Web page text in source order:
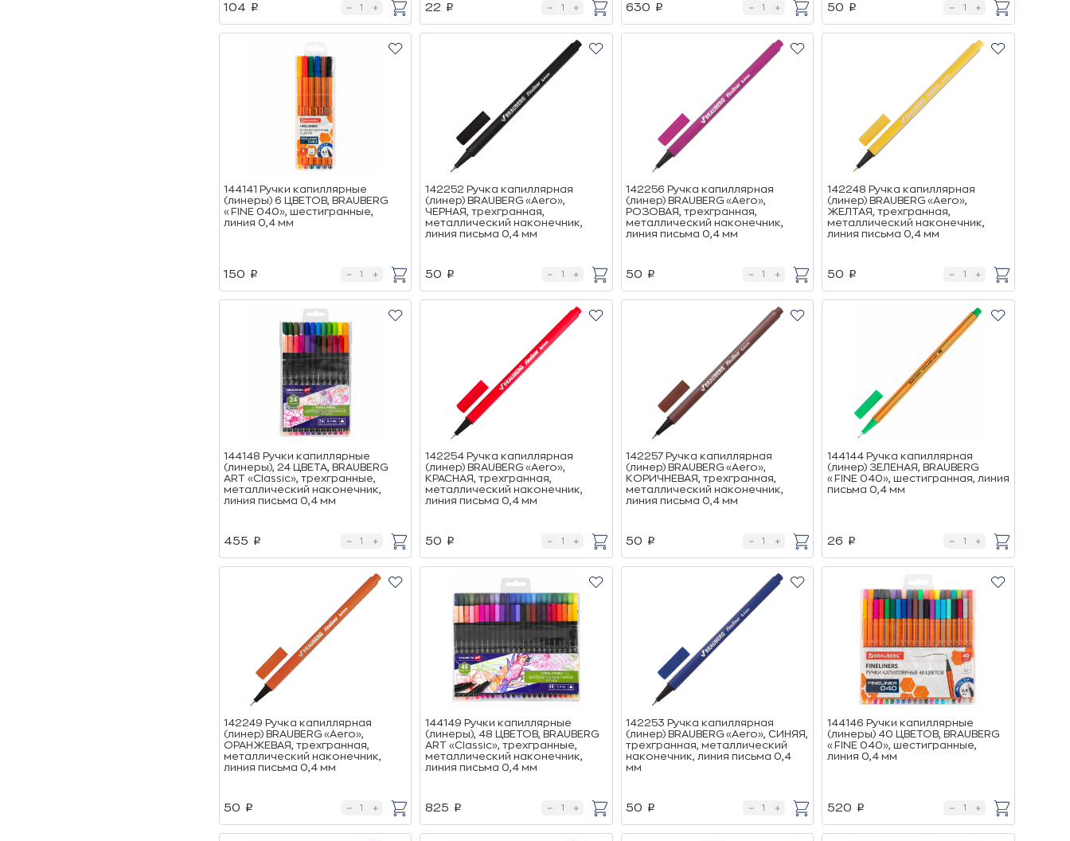
104 p 22 p 630 p 50 p
144141 Ручки капиллярные
(линеры) 6 ЦВЕТОВ, BRAUBERG
«FINE 040», шестигранные,
линия 0,4 мм
150 p
142252 Ручка капиллярная
(линер) BRAUBERG «Aero»,
ЧЕРНАЯ, трехгранная,
металлический наконечник,
линия письма 0,4 мм
50 p
142256 Ручка капиллярная
(линер) BRAUBERG «Aero»,
РОЗОВАЯ, трехгранная,
металлический наконечник,
линия письма 0,4 мм
50 p
142248 Ручка капиллярная
(линер) BRAUBERG «Aero»,
ЖЕЛТАЯ, трехгранная,
металлический наконечник,
линия письма 0,4 мм
50 p
144148 Ручки капиллярные
(линеры), 24 ЦВЕТА, BRAUBERG
ART «Classic», трехгранные,
металлический наконечник,
линия письма 0,4 мм
455 p
142254 Ручка капиллярная
(линер) BRAUBERG «Aero»,
КРАСНАЯ, трехгранная,
металлический наконечник,
линия письма 0,4 мм
50 p
142257 Ручка капиллярная
(линер) BRAUBERG «Aero»,
КОРИЧНЕВАЯ, трехгранная,
металлический наконечник,
линия письма 0,4 мм
50 p
144144 Ручка капиллярная
(линер) ЗЕЛЕНАЯ, BRAUBERG
«FINE 040», шестигранная, линия
письма 0,4 мм
26 p
142249 Ручка капиллярная
(линер) BRAUBERG «Aero»,
ОРАНЖЕВАЯ, трехгранная,
металлический наконечник,
линия письма 0,4 мм
50 p
144149 Ручки капиллярные
(линеры), 48 ЦВЕТОВ, BRAUBERG
ART «Classic», трехгранные,
металлический наконечник,
линия письма 0,4 мм
825 p
142253 Ручка капиллярная
(линер) BRAUBERG «Aero», СИНЯЯ,
трехгранная, металлический
наконечник, линия письма 0,4
мм
50 p
144146 Ручки капиллярные
(линеры) 40 ЦВЕТОВ, BRAUBERG
«FINE 040», шестигранные,
линия 0,4 мм
520 p